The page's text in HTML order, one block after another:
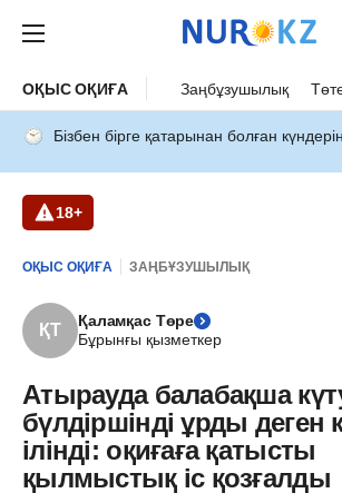
ОҚЫС ОҚИҒА Заңбұзушылық
Бізбен бірге қатарынан болған
18+
ОҚЫС ОҚИҒА ЗАҢБҰЗУШЫЛЫҚ
ҚТ
Қаламқас Төре
Бұрынғы қызметкер
Атырауда балабақша
бүлдіршінді ұрды деген
ілінді: оқиғаға қатысты
қылмыстық іс қозғалды